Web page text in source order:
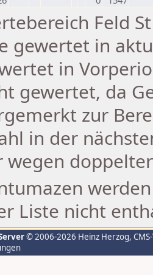
Feld
gewertet in
in
gewertet, da
zur
in der
wegen
Liste nicht
© 2006-2026 Heinz Herzog,